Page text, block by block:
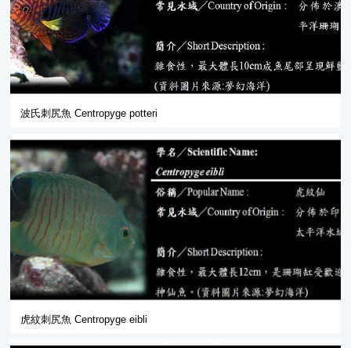
波氏刺尻魚 Centropyge potteri
虎紋刺尻魚 Centropyge eibli